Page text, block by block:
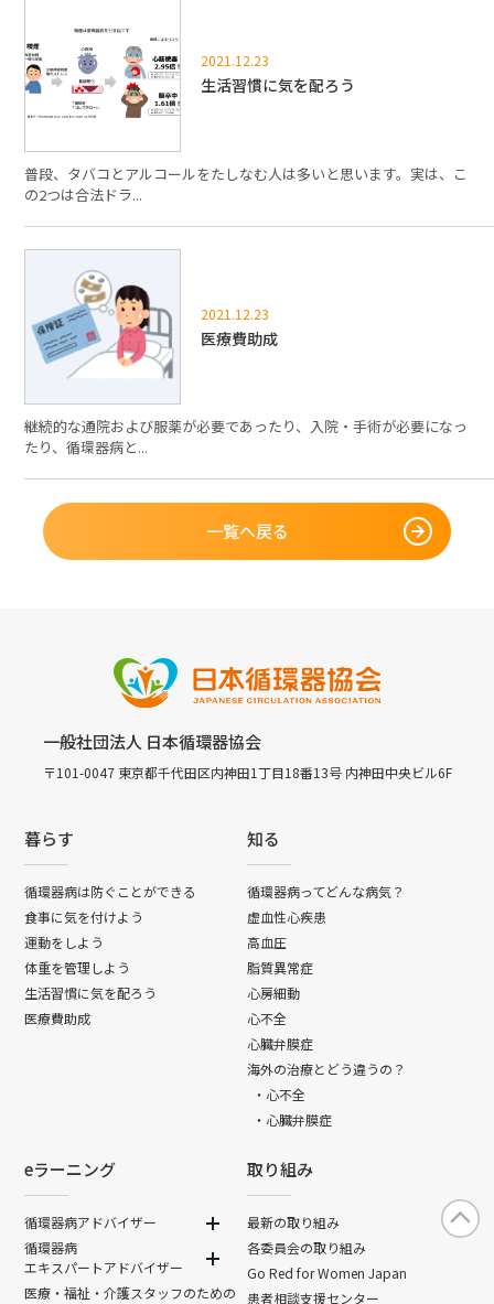
2021.12.23
生活習慣に気を配ろう
普段、タバコとアルコールをたしなむ人は多いと思います。実は、こ
の2つは合法ドラ...
2021.12.23
医療費助成
継続的な通院および服薬が必要であったり、入院・手術が必要になっ
たり、循環器病と...
一覧へ戻る
一般社団法人 日本循環器協会
〒101-0047 東京都千代田区内神田1丁目18番13号 内神田中央ビル6F
暮らす
循環器病は防ぐことができる
食事に気を付けよう
運動をしよう
体重を管理しよう
生活習慣に気を配ろう
医療費助成
知る
循環器病ってどんな病気？
虚血性心疾患
高血圧
脂質異常症
心房細動
心不全
心臓弁膜症
海外の治療とどう違うの？
・心不全
・心臓弁膜症
eラーニング
循環器病アドバイザー
循環器病
エキスパートアドバイザー
医療・福祉・介護スタッフのための
取り組み
最新の取り組み
各委員会の取り組み
Go Red for Women Japan
患者相談支援センター